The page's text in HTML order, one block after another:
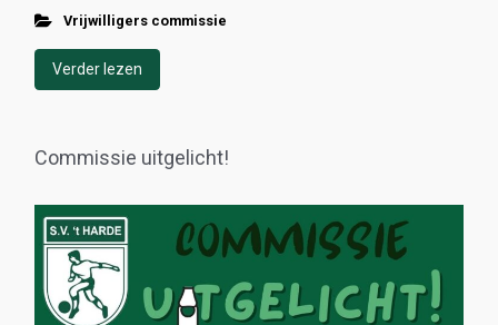
Vrijwilligers commissie
Verder lezen
Commissie uitgelicht!